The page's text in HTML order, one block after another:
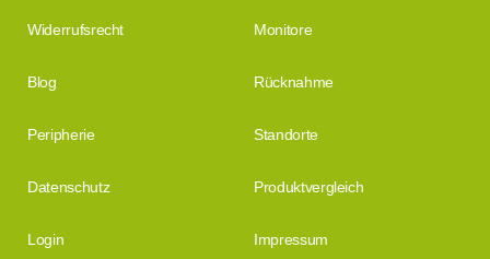
Widerrufsrecht Monitore
Blog Rücknahme
Peripherie Standorte
Datenschutz Produktvergleich
Login Impressum